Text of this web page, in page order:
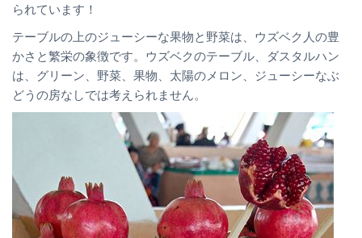
られています！
テーブルの上のジューシーな果物と野菜は、ウズベク人の豊
かさと繁栄の象徴です。ウズベクのテーブル、ダスタルハン
は、グリーン、野菜、果物、太陽のメロン、ジューシーなぶ
どうの房なしでは考えられません。